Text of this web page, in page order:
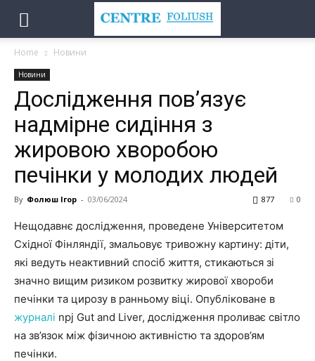
Home Новини
Новини
Дослідження пов’язує
надмірне сидіння з
жировою хворобою
печінки у молодих людей
By Фолюш Ігор - 03/06/2024 0
877
Нещодавнє дослідження, проведене Університетом
Східної Фінляндії, змальовує тривожну картину: діти,
які ведуть неактивний спосіб життя, стикаються зі
значно вищим ризиком розвитку жирової хвороби
печінки та цирозу в ранньому віці. Опубліковане в
журналі npj Gut and Liver, дослідження проливає світло
на зв’язок між фізичною активністю та здоров’ям
печінки.